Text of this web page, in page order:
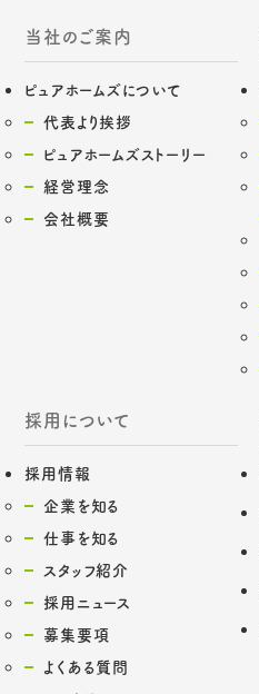
当社のご案内
ピュアホームズについて
代表より挨拶
ピュアホームズストーリー
経営理念
会社概要
採用について
採用情報
企業を知る
仕事を知る
スタッフ紹介
採用ニュース
募集要項
よくある質問